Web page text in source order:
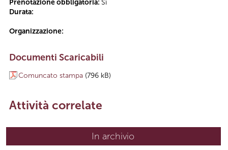
Prenotazione obbligatoria: Sì
Durata:
Organizzazione:
Documenti Scaricabili
Comuncato stampa (796 kB)
Attività correlate
In archivio